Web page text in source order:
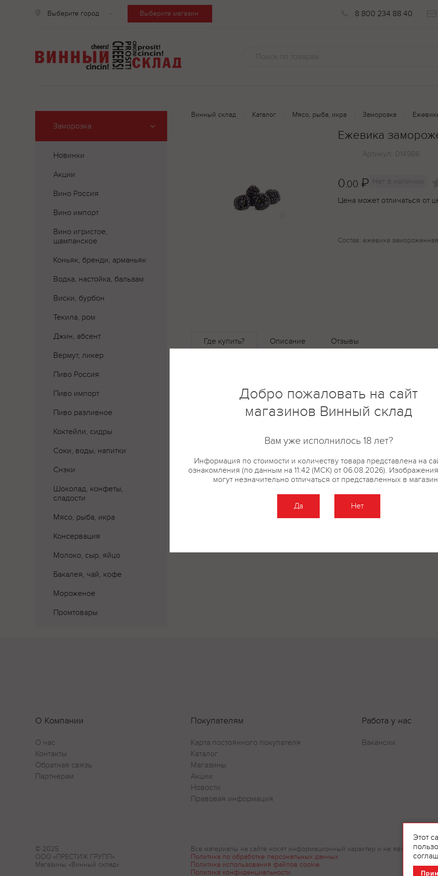
Выберите город Выберите магазин 8 800 234 88 40
Заморозка
Новинки
Акции
Вино Россия
Вино импорт
Вино игристое,
шампанское
Коньяк, бренди, арманьяк
Водка, настойка, бальзам
Виски, бурбон
Текила, ром
Джин, абсент
Вермут, ликер
Пиво Россия
Пиво импорт
Пиво разливное
Коктейли, сидры
Соки, воды, напитки
Снэки
Шоколад, конфеты,
сладости
Мясо, рыба, икра
Консервация
Молоко, сыр, яйцо
Бакалея, чай, кофе
Мороженое
Промтовары
Винный склад Каталог Мясо, рыба, икра Заморозка
Ежевика
Артикул: 014986
0.00 ₽ Нет в наличии
Цена может отличаться от
Состав: ежевика замороженная
Где купить? Описание Отзывы
О Компании
О нас
Контакты
Обратная связь
Партнерам
Покупателям
Карта постоянного покупателя
Каталог
Магазины
Акции
Новости
Правовая информация
Работа у нас
Вакансии
© 2025
ООО «ПРЕСТИЖ ГРУПП»
Магазины «Винный склад»
Все материалы на сайте носят информационный характер и не являются
Политика по обработке персональных данных
Политика использования файлов cookie
Политика конфиденциальности
Этот
Добро пожаловать на сайт
магазинов Винный склад
Вам уже исполнилось 18 лет?
Информация по стоимости и количеству товара представлена на
ознакомления (по данным на 11:42 (МСК) от 06.08.2026).
могут незначительно отличаться от представленных в
Да Нет